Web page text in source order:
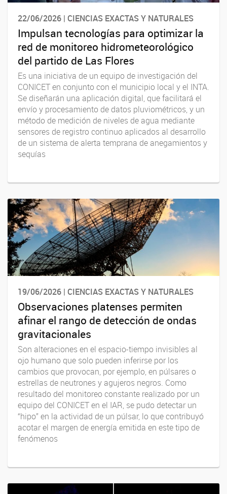
22/06/2026 | CIENCIAS EXACTAS Y NATURALES
Impulsan tecnologías para optimizar la
red de monitoreo hidrometeorológico
del partido de Las Flores
Es una iniciativa de un equipo de investigación del
CONICET en conjunto con el municipio local y el INTA.
Se diseñarán una aplicación digital, que facilitará el
envío y procesamiento de datos pluviométricos, y un
método de medición de niveles de agua mediante
sensores de registro continuo aplicados al desarrollo
de un sistema de alerta temprana de anegamientos y
sequías
19/06/2026 | CIENCIAS EXACTAS Y NATURALES
Observaciones platenses permiten
afinar el rango de detección de ondas
gravitacionales
Son alteraciones en el espacio-tiempo invisibles al
ojo humano que solo pueden inferirse por los
cambios que provocan, por ejemplo, en púlsares o
estrellas de neutrones y agujeros negros. Como
resultado del monitoreo constante realizado por un
equipo del CONICET en el IAR, se pudo detectar un
“hipo” en la actividad de un púlsar, lo que contribuyó
acotar el margen de energía emitida en este tipo de
fenómenos